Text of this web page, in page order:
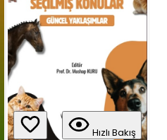
Hızlı Bakış